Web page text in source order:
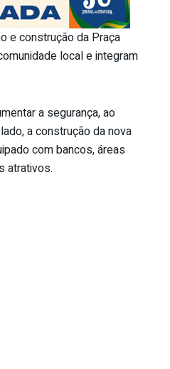
e construção da Praça
local e integram
a segurança, ao
a construção da nova
com bancos, áreas
atrativos.